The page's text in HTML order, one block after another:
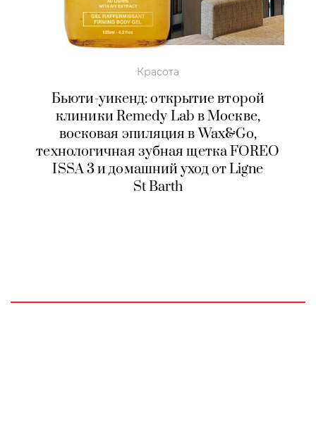
Красота
Бьюти-уикенд: открытие второй
клиники Remedy Lab в Москве,
восковая эпиляция в Wax&Go,
технологичная зубная щетка FOREO
ISSA 3 и домашний уход от Ligne
St Barth